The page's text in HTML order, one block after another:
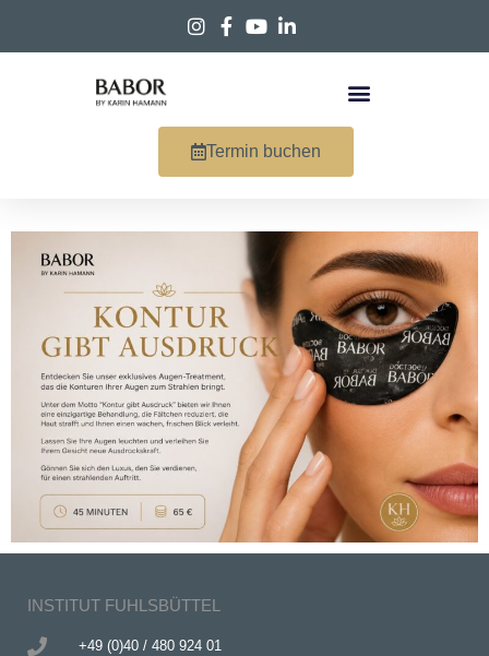
Termin buchen
INSTITUT FUHLSBÜTTEL
+49 (0)40 / 480 924 01